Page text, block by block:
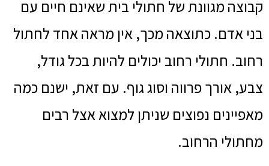
קבוצה מגוונת של חתולי בית שאינם חיים עם
בני אדם. כתוצאה מכך, אין מראה אחד לחתול
רחוב. חתולי רחוב יכולים להיות בכל גודל,
צבע, אורך פרווה וסוג גוף. עם זאת, ישנם כמה
מאפיינים נפוצים שניתן למצוא אצל רבים
מחתולי הרחוב.